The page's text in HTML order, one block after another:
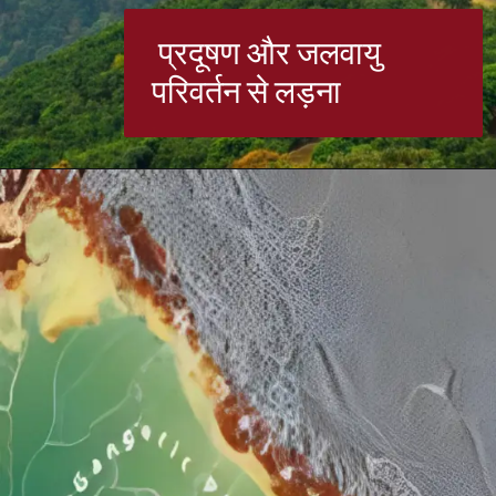
प्रदूषण और जलवायु
परिवर्तन से लड़ना